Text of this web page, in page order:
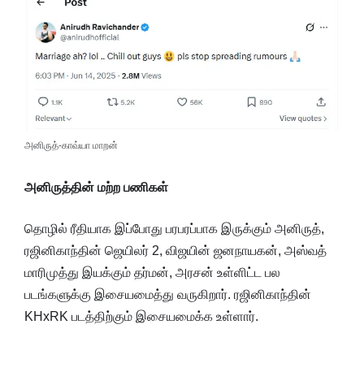
அனிருத்-காவ்யா மாறன்
அனிருத்தின் மற்ற பணிகள்
தொழில் ரீதியாக இப்போது பரபரப்பாக இருக்கும் அனிருத்,
ரஜினிகாந்தின் ஜெயிலர் 2, விஜயின் ஜனநாயகன், அஸ்வத்
மாரிமுத்து இயக்கும் தர்மன், அரசன் உள்ளிட்ட பல
படங்களுக்கு இசையமைத்து வருகிறார். ரஜினிகாந்தின்
KHxRK படத்திற்கும் இசையமைக்க உள்ளார்.